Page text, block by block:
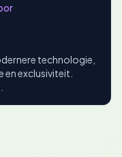
technologie,
en exclusiviteit.